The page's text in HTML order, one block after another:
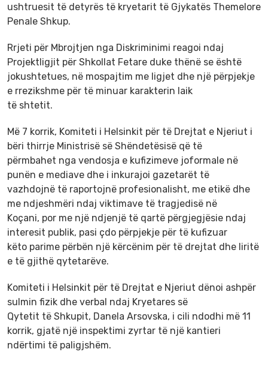
ushtruesit të detyrës të kryetarit të Gjykatës Themelore
Penale Shkup.
Rrjeti për Mbrojtjen nga Diskriminimi reagoi ndaj
Projektligjit për Shkollat Fetare duke thënë se është
jokushtetues, në mospajtim me ligjet dhe një përpjekje
e rrezikshme për të minuar karakterin laik
të shtetit.
Më 7 korrik, Komiteti i Helsinkit për të Drejtat e Njeriut i
bëri thirrje Ministrisë së Shëndetësisë që të
përmbahet nga vendosja e kufizimeve joformale në
punën e mediave dhe i inkurajoi gazetarët të
vazhdojnë të raportojnë profesionalisht, me etikë dhe
me ndjeshmëri ndaj viktimave të tragjedisë në
Koçani, por me një ndjenjë të qartë përgjegjësie ndaj
interesit publik, pasi çdo përpjekje për të kufizuar
këto parime përbën një kërcënim për të drejtat dhe liritë
e të gjithë qytetarëve.
Komiteti i Helsinkit për të Drejtat e Njeriut dënoi ashpër
sulmin fizik dhe verbal ndaj Kryetares së
Qytetit të Shkupit, Danela Arsovska, i cili ndodhi më 11
korrik, gjatë një inspektimi zyrtar të një kantieri
ndërtimi të paligjshëm.